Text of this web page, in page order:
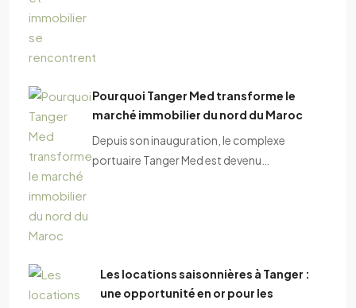
Pourquoi Tanger Med transforme le
marché immobilier du nord du Maroc
Depuis son inauguration, le complexe
portuaire Tanger Med est devenu…
Les locations saisonnières à Tanger :
une opportunité en or pour les